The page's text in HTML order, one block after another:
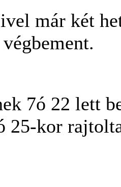
már két
7ó 22 lett
25-kor